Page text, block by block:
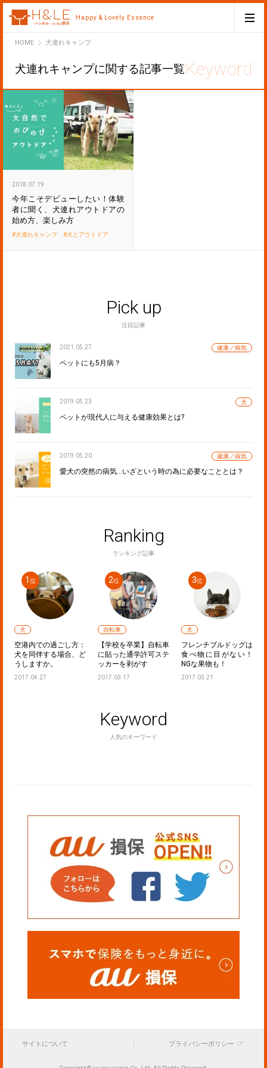
Happy & Lovely Essence
HOMEH&LE犬連れキャンプ
犬連れキャンプに関する記事一覧
2018.07.19
今年こそデビューしたい！体験
者に聞く、犬連れアウトドアの
始め方、楽しみ方
犬連れキャンプ 犬とアウトドア
Pick up
注目記事
2021.05.27 健康／病気
ペットにも5月病？
2019.05.23 犬
ペットが現代人に与える健康効果とは?
2019.05.20 健康／病気
愛犬の突然の病気…いざという時の為に必要なこととは？
Ranking
ランキング記事
犬
空港内での過ごし方：
犬を同伴する場合、ど
うしますか。
2017.04.27
自転車
【学校を卒業】自転車
に貼った通学許可ステ
ッカーを剥がす
2017.03.17
犬
フレンチブルドッグは
食べ物に目がない！
NGな果物も！
2017.03.21
Keyword
人気のキーワード
サイトについて プライバシーポリシー